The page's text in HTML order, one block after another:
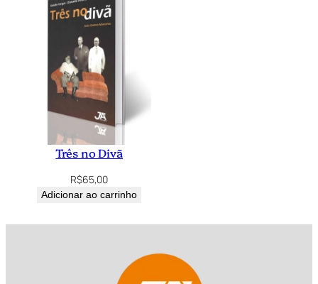
Três no Divã
R$65,00
Adicionar ao carrinho